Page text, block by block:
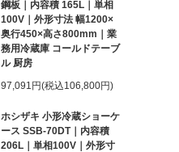
鋼板｜内容積 165L｜単相
100V｜外形寸法 幅1200×
奥行450×高さ800mm｜業
務用冷蔵庫 コールドテーブ
ル 厨房
97,091円(税込106,800円)
ホシザキ 小形冷蔵ショーケ
ース SSB-70DT｜内容積
206L｜単相100V｜外形寸